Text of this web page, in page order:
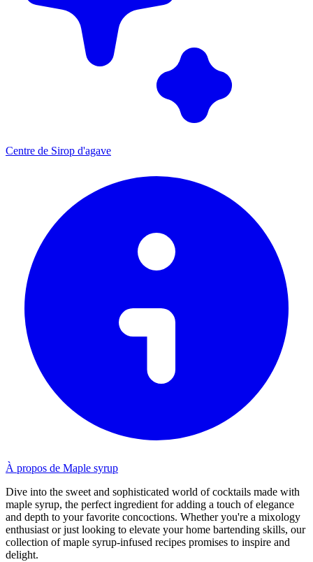
Centre de Sirop d'agave
À propos de Maple syrup
Dive into the sweet and sophisticated world of cocktails made with
maple syrup, the perfect ingredient for adding a touch of elegance
and depth to your favorite concoctions. Whether you're a mixology
enthusiast or just looking to elevate your home bartending skills, our
collection of maple syrup-infused recipes promises to inspire and
delight.